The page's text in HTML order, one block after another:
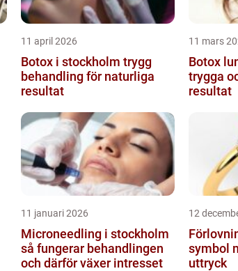
11 april 2026
Botox i stockholm trygg
behandling för naturliga
resultat
11 mars
Botox lund en
trygga
resultat
11 januari 2026
Microneedling i stockholm
så fungerar behandlingen
och därför växer intresset
12
symbol
uttryck